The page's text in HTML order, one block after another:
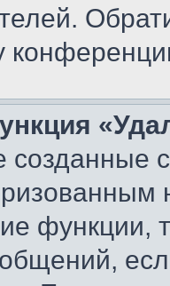
созданные
функции,